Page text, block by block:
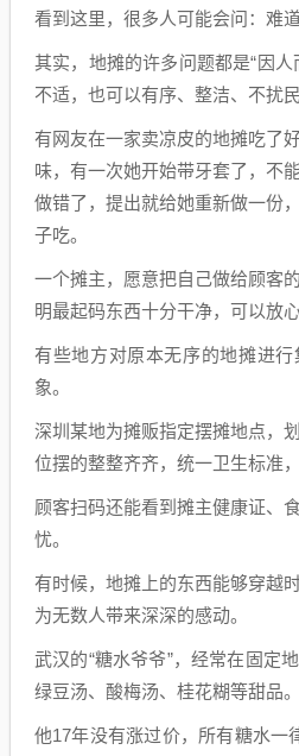
看到这里，很多人可能会问：难
其实，地摊的许多问题都是“因
不适，也可以有序、整洁、不扰民
有网友在一家卖凉皮的地摊吃了
味，有一次她开始带牙套了，不
做错了，提出就给她重新做一份
子吃。
一个摊主，愿意把自己做给顾客
明最起码东西十分干净，可以放心
有些地方对原本无序的地摊进
象。
深圳某地为摊贩指定摆摊地点，
位摆的整整齐齐，统一卫生标准
顾客扫码还能看到摊主健康证、
忧。
有时候，地摊上的东西能够穿越
为无数人带来深深的感动。
武汉的“糖水爷爷”，经常在固定
绿豆汤、酸梅汤、桂花糊等甜品。
他17年没有涨过价，所有糖水一